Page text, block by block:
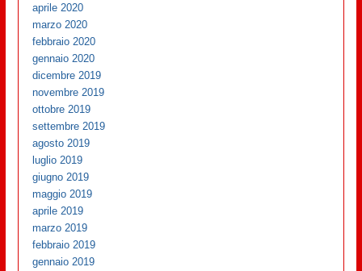
aprile 2020
marzo 2020
febbraio 2020
gennaio 2020
dicembre 2019
novembre 2019
ottobre 2019
settembre 2019
agosto 2019
luglio 2019
giugno 2019
maggio 2019
aprile 2019
marzo 2019
febbraio 2019
gennaio 2019